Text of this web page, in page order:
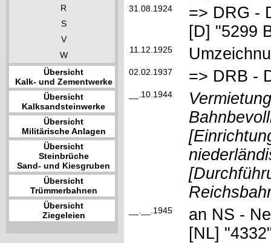
R
S
V
W
Übersicht
Kalk- und Zementwerke
Übersicht
Kalksandsteinwerke
Übersicht
Militärische Anlagen
Übersicht
Steinbrüche
Sand- und Kiesgruben
Übersicht
Trümmerbahnen
Übersicht
Ziegeleien
31.08.1924
=> DRG -
[D] "5299
11.12.1925
02.02.1937 => DRB -
__.10.1944
__.__.1945
an NS -
[NL]